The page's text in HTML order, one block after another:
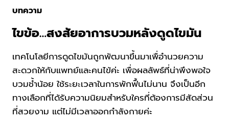
บทความ
ไขข้อ…สงสัยอาการบวมหลังดูดไขมัน
เทคโนโลยีการดูดไขมันถูกพัฒนาขึ้นมาเพื่อำนวยความ
สะดวกให้กับแพทย์และคนไข้ค่ะ เพื่อผลลัพธ์ที่น่าพึงพอใจ
บวมช้ำน้อย ใช้ระยะเวลาในการพักฟื้นไม่นาน จึงเป็นอีก
ทางเลือกที่ได้รับความนิยมสำหรับใครที่ต้องการมีสัดส่วน
ที่สวยงาม แต่ไม่มีเวลาออกกำลังกายค่ะ